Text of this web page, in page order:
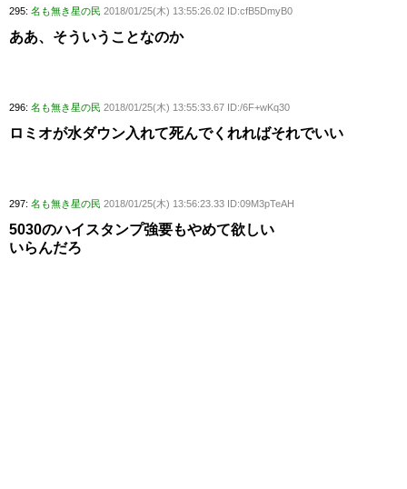
295: 名も無き星の民 2018/01/25(木) 13:55:26.02 ID:cfB5DmyB0
ああ、そういうことなのか
296: 名も無き星の民 2018/01/25(木) 13:55:33.67 ID:/6F+wKq30
ロミオが水ダウン入れて死んでくれればそれでいい
297: 名も無き星の民 2018/01/25(木) 13:56:23.33 ID:09M3pTeAH
5030のハイスタンプ強要もやめて欲しい
いらんだろ